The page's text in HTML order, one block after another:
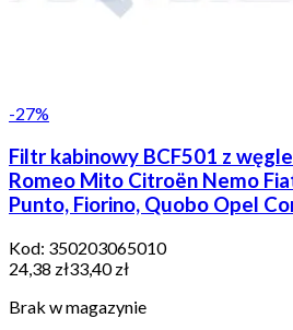
-27%
Filtr kabinowy BCF501 z
Romeo Mito Citroën Nemo
Punto, Fiorino, Quobo Opel
Kod: 350203065010
24,38 zł33,40 zł
Brak w magazynie